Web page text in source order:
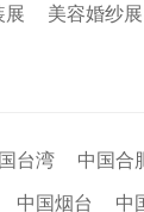
展 美容婚纱展
台湾 中国合
中国烟台 中